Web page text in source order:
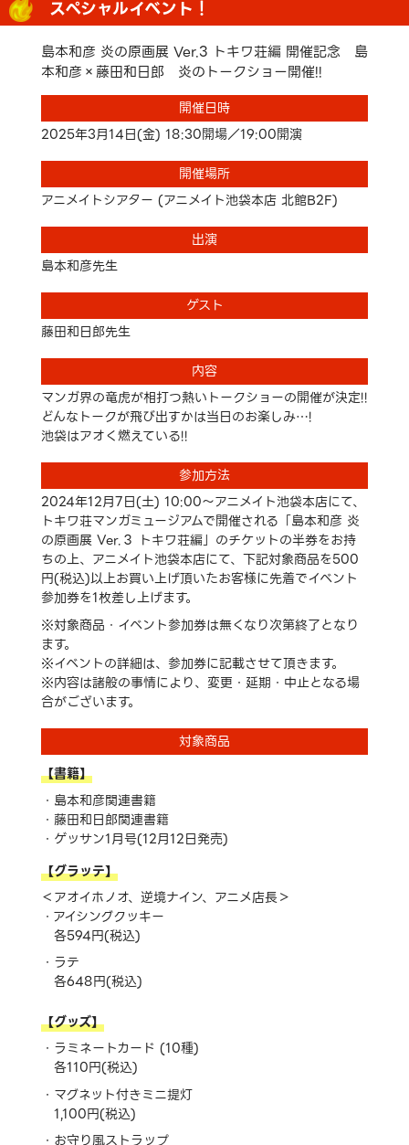
スペシャルイベント！
島本和彦 炎の原画展 Ver.3 トキワ荘編 開催記念 島
本和彦×藤田和日郎 炎のトークショー開催!!
開催日時
2025年3月14日(金) 18:30開場／19:00開演
開催場所
アニメイトシアター (アニメイト池袋本店 北館B2F)
出演
島本和彦先生
ゲスト
藤田和日郎先生
内容
マンガ界の竜虎が相打つ熱いトークショーの開催が決定!!
どんなトークが飛び出すかは当日のお楽しみ…!
池袋はアオく燃えている!!
参加方法
2024年12月7日(土) 10:00～アニメイト池袋本店にて、
トキワ荘マンガミュージアムで開催される「島本和彦 炎
の原画展 Ver.３ トキワ荘編」のチケットの半券をお持
ちの上、アニメイト池袋本店にて、下記対象商品を500
円(税込)以上お買い上げ頂いたお客様に先着でイベント
参加券を1枚差し上げます。
※対象商品・イベント参加券は無くなり次第終了となり
ます。
※イベントの詳細は、参加券に記載させて頂きます。
※内容は諸般の事情により、変更・延期・中止となる場
合がございます。
対象商品
【書籍】
島本和彦関連書籍
藤田和日郎関連書籍
ゲッサン1月号(12月12日発売)
【グラッテ】
＜アオイホノオ、逆境ナイン、アニメ店長＞
アイシングクッキー
各594円(税込)
ラテ
各648円(税込)
【グッズ】
ラミネートカード (10種)
各110円(税込)
マグネット付きミニ提灯
1,100円(税込)
お守り風ストラップ